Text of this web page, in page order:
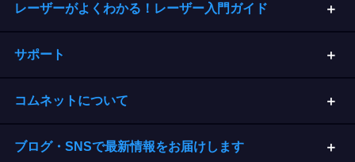
レーザーがよくわかる！レーザー入門ガイド
サポート
コムネットについて
ブログ・SNSで最新情報をお届けします